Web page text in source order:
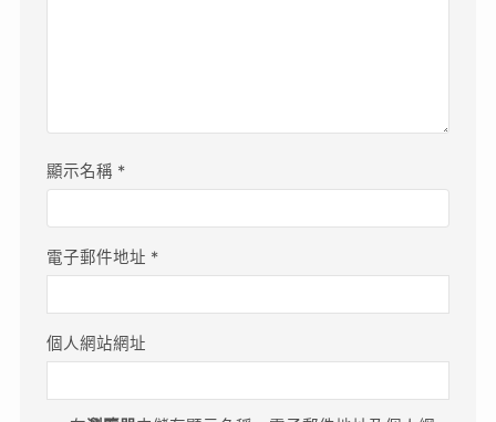
顯示名稱 *
電子郵件地址 *
個人網站網址